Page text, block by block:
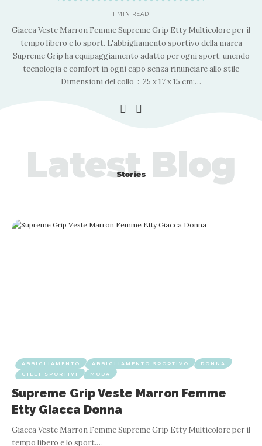
1 MIN READ
Giacca Veste Marron Femme Supreme Grip Etty Multicolore per il
tempo libero e lo sport. L'abbigliamento sportivo della marca
Supreme Grip ha equipaggiamento adatto per ogni sport, unendo
tecnologia e comfort in ogni capo senza rinunciare allo stile
Dimensioni del collo ‏ : ‎ 25 x 17 x 15 cm;…
Stories
Latest Blog
ABBIGLIAMENTO ABBIGLIAMENTO SPORTIVO
DONNA
GILET SPORTIVI
MODA
Supreme Grip Veste Marron Femme
Etty Giacca Donna
Giacca Veste Marron Femme Supreme Grip Etty Multicolore per il
tempo libero e lo sport.…